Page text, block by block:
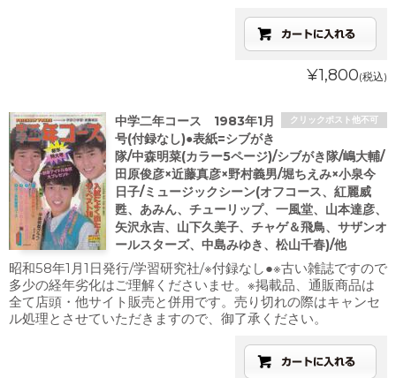
¥1,800(税込)
クリックポスト他不可
中学二年コース 1983年1月
号(付録なし)●表紙=シブがき
隊/中森明菜(カラー5ページ)/シブがき隊/嶋大輔/
田原俊彦×近藤真彦×野村義男/堀ちえみ×小泉今
日子/ミュージックシーン(オフコース、紅麗威
甦、あみん、チューリップ、一風堂、山本達彦、
矢沢永吉、山下久美子、チャゲ＆飛鳥、サザンオ
ールスターズ、中島みゆき、松山千春)/他
昭和58年1月1日発行/学習研究社/※付録なし●※古い雑誌ですので
多少の経年劣化はご理解くださいませ。※掲載品、通販商品は
全て店頭・他サイト販売と併用です。売り切れの際はキャンセ
ル処理とさせていただきますので、御了承ください。